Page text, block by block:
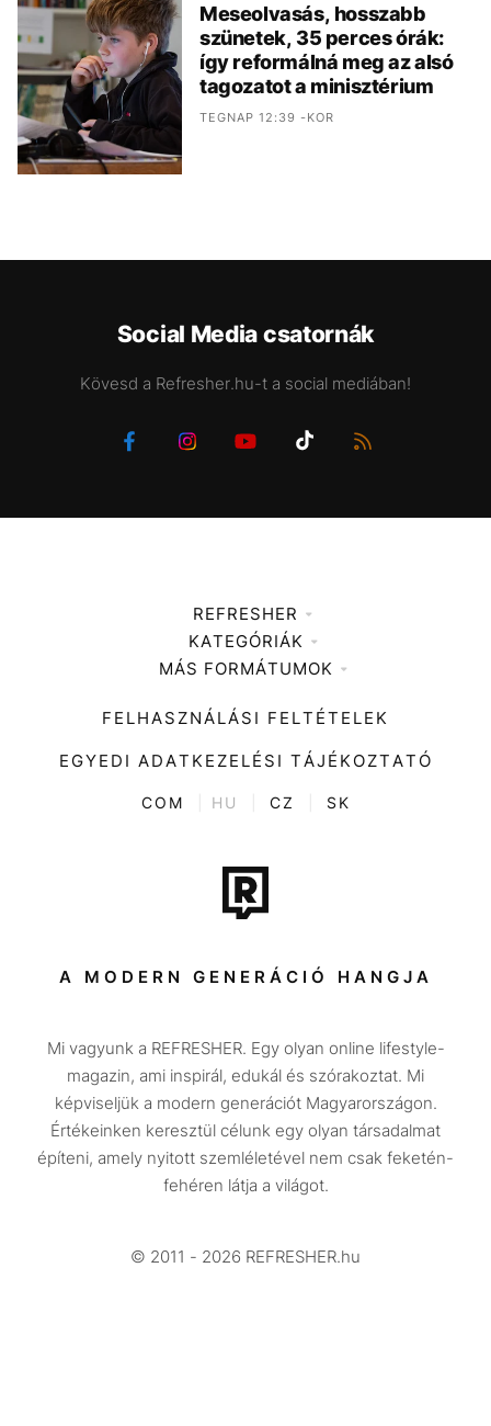
Meseolvasás, hosszabb
szünetek, 35 perces órák:
így reformálná meg az alsó
tagozatot a minisztérium
TEGNAP 12:39 -KOR
Social Media csatornák
Kövesd a Refresher.hu-t a social mediában!
REFRESHER
Médiaajánlat
KATEGÓRIÁK
Zene
Divat
Kultúra
ENTR
Tech-Tudomány
Sport
Társadalom
Utazás
Életmód
Design
Beszélgetések
Videó
MÁS FORMÁTUMOK
FELHASZNÁLÁSI FELTÉTELEK
EGYEDI ADATKEZELÉSI TÁJÉKOZTATÓ
COM HU CZ SK
A MODERN GENERÁCIÓ HANGJA
Mi vagyunk a REFRESHER. Egy olyan online lifestyle-
magazin, ami inspirál, edukál és szórakoztat. Mi
képviseljük a modern generációt Magyarországon.
Értékeinken keresztül célunk egy olyan társadalmat
építeni, amely nyitott szemléletével nem csak feketén-
fehéren látja a világot.
© 2011 - 2026 REFRESHER.hu